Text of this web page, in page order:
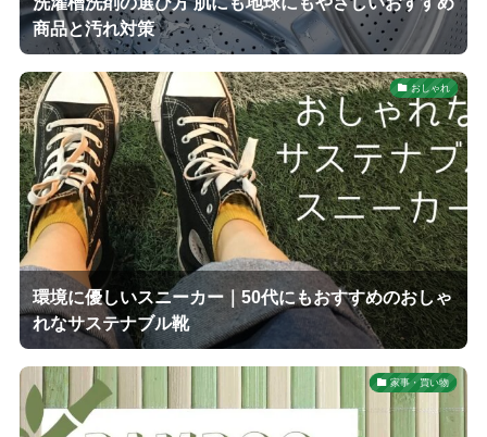
商品と汚れ対策
おしゃれ
環境に優しいスニーカー｜50代にもおすすめのおしゃ
れなサステナブル靴
家事・買い物